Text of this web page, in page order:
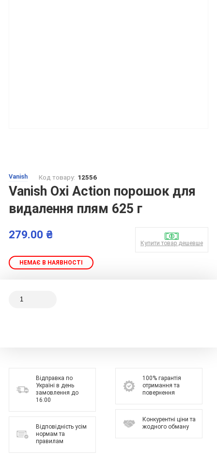
Vanish Код товару: 12556
Vanish Oxi Action порошок для
видалення плям 625 г
279.00 ₴
Купити товар дешевше
НЕМАЄ В НАЯВНОСТІ
Відправка по
Україні в день
замовлення до
16:00
Відповідність усім
нормам та
правилам
100% гарантія
отримання та
повернення
Конкурентні ціни та
жодного обману